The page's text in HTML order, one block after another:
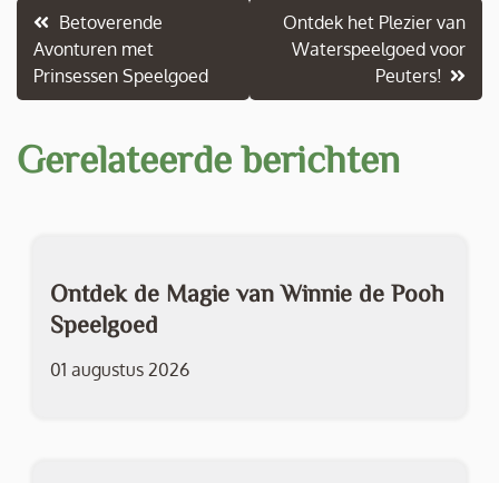
Berichtnavigatie
Betoverende
Avonturen met
Prinsessen Speelgoed
Ontdek het Plezier van
Waterspeelgoed voor
Peuters!
Gerelateerde berichten
Ontdek de Magie van Winnie de Pooh
Speelgoed
01 augustus 2026